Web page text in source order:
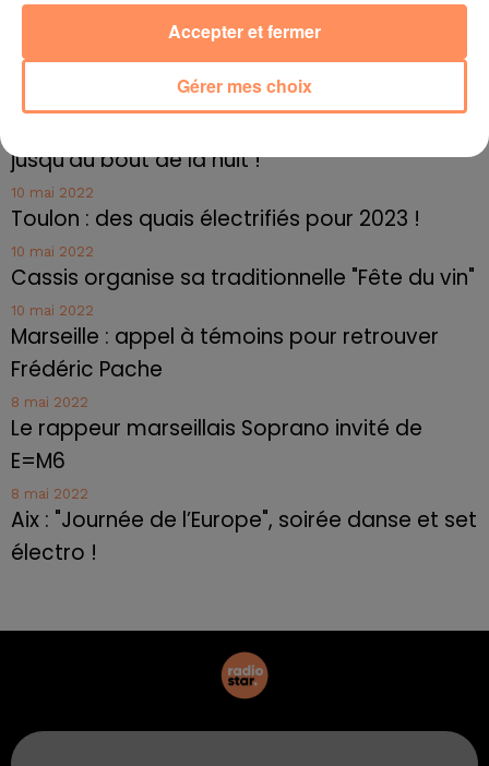
27 juin 2022
Marseille : une application pour mettre en
relation extras et...
jusqu'au bout de la nuit !
10 mai 2022
Toulon : des quais électrifiés pour 2023 !
10 mai 2022
Cassis organise sa traditionnelle "Fête du vin"
10 mai 2022
Marseille : appel à témoins pour retrouver
Frédéric Pache
8 mai 2022
Le rappeur marseillais Soprano invité de
E=M6
8 mai 2022
Aix : "Journée de l’Europe", soirée danse et set
électro !
Gérer mes choix
Accepter et fermer